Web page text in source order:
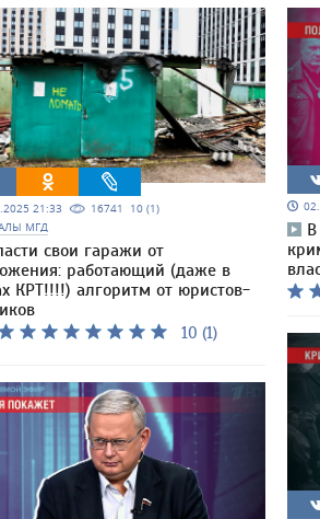
21:33 16741 10 (1)
МГД
свои гаражи от
работающий (даже в
КРТ!!!!) алгоритм от юристов-
10 (1)